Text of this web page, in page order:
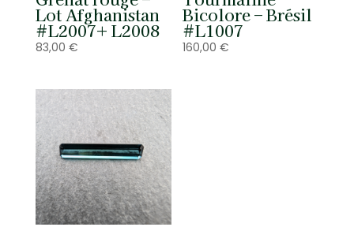
Lot Afghanistan
#L2007+ L2008
83,00 €
Bicolore – Brésil
#L1007
160,00€